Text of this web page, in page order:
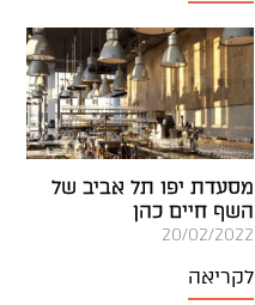
מסעדת יפו תל אביב של
השף חיים כהן
20/02/2022
לקריאה